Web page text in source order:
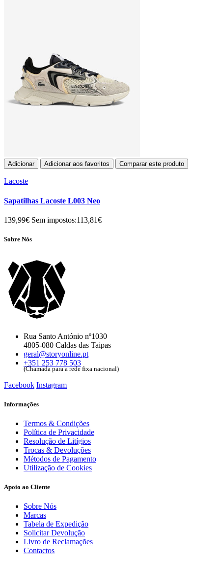
Adicionar Adicionar aos favoritos Comparar este produto
Lacoste
Sapatilhas Lacoste L003 Neo
139,99€ Sem impostos:113,81€
Sobre Nós
Rua Santo António nº1030
4805-080 Caldas das Taipas
geral@storyonline.pt
+351 253 778 503
(Chamada para a rede fixa nacional)
Facebook Instagram
Informações
Termos & Condições
Política de Privacidade
Resolução de Litígios
Trocas & Devoluções
Métodos de Pagamento
Utilização de Cookies
Apoio ao Cliente
Sobre Nós
Marcas
Tabela de Expedição
Solicitar Devolução
Livro de Reclamações
Contactos